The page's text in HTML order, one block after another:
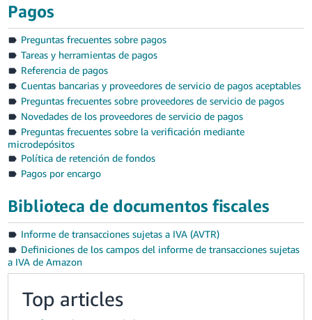
Pagos
Preguntas frecuentes sobre pagos
Tareas y herramientas de pagos
Referencia de pagos
Cuentas bancarias y proveedores de servicio de pagos aceptables
Preguntas frecuentes sobre proveedores de servicio de pagos
Novedades de los proveedores de servicio de pagos
Preguntas frecuentes sobre la verificación mediante
microdepósitos
Política de retención de fondos
Pagos por encargo
Biblioteca de documentos fiscales
Informe de transacciones sujetas a IVA (AVTR)
Definiciones de los campos del informe de transacciones sujetas
a IVA de Amazon
Top articles